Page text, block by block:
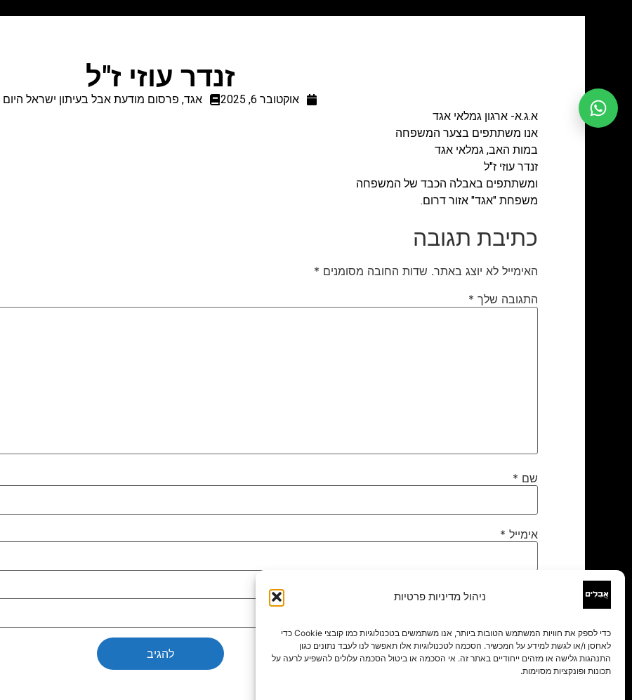
ניהול מדיניות פרטיות
כדי לספק את חוויות המשתמש הטובות ביותר, אנו משתמשים בטכנולוגיות כמו קובצי Cookie כדי
לאחסן ו/או לגשת למידע על המכשיר. הסכמה לטכנולוגיות אלו תאפשר לנו לעבד נתונים כגון
התנהגות גלישה או מזהים ייחודיים באתר זה. אי הסכמה או ביטול הסכמה עלולים להשפיע לרעה על
תכונות ופונקציות מסוימות.
זנדר עוזי ז"ל
אוקטובר 6, 2025 אגד, פרסום מודעת אבל בעיתון ישראל היום
א.ג.א- ארגון גמלאי אגד
אנו משתתפים בצער המשפחה
במות האב, גמלאי אגד
זנדר עוזי ז"ל
ומשתתפים באבלה הכבד של המשפחה
משפחת "אגד" אזור דרום.
כתיבת תגובה
האימייל לא יוצג באתר. שדות החובה מסומנים *
התגובה שלך *
שם *
אימייל *